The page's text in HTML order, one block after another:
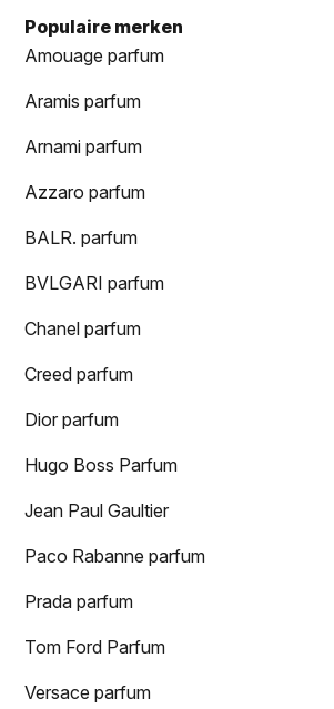
Populaire merken
Amouage parfum
Aramis parfum
Arnami parfum
Azzaro parfum
BALR. parfum
BVLGARI parfum
Chanel parfum
Creed parfum
Dior parfum
Hugo Boss Parfum
Jean Paul Gaultier
Paco Rabanne parfum
Prada parfum
Tom Ford Parfum
Versace parfum